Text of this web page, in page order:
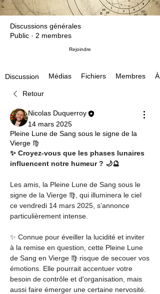
Discussions générales
Public · 2 membres
Rejoindre
Discussion Médias Fichiers Membres
Retour
Nicolas Duquerroy
14 mars 2025
Pleine Lune de Sang sous le signe de la
Vierge ♍
✨ Croyez-vous que les phases lunaires
influencent notre humeur ? 🌙🔮
Les amis, la Pleine Lune de Sang sous le
signe de la Vierge ♍, qui illuminera le ciel
ce vendredi 14 mars 2025, s’annonce
particulièrement intense.
✨ Connue pour éveiller la lucidité et inviter
à la remise en question, cette Pleine Lune
de Sang en Vierge ♍ risque de secouer vos
émotions. Elle pourrait accentuer votre
besoin de contrôle et d'organisation, mais
aussi faire émerger une certaine nervosité.